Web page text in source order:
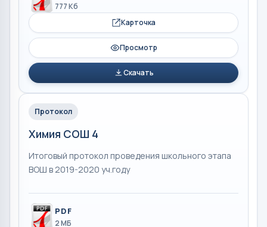
777 Кб
Карточка
Просмотр
Скачать
Протокол
Химия СОШ 4
Итоговый протокол проведения школьного этапа
ВОШ в 2019-2020 уч.году
PDF
2 МБ